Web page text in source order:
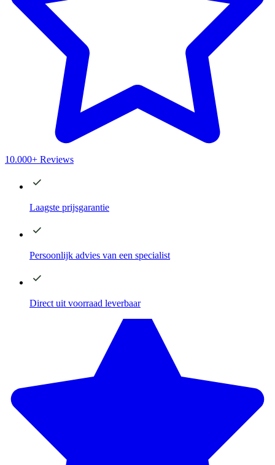
10.000+ Reviews
Laagste prijsgarantie
Persoonlijk advies van een specialist
Direct uit voorraad leverbaar